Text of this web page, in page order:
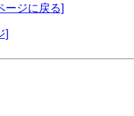
ージに戻る]
]